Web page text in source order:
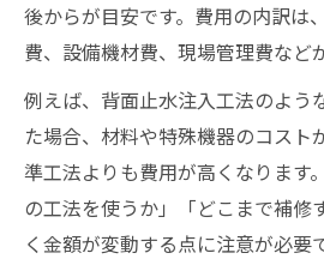
後からが目安です。費用の内訳は
費、設備機材費、現場管理費など
例えば、背面止水注入工法のよう
た場合、材料や特殊機器のコスト
準工法よりも費用が高くなります
の工法を使うか」「どこまで補修
く金額が変動する点に注意が必要